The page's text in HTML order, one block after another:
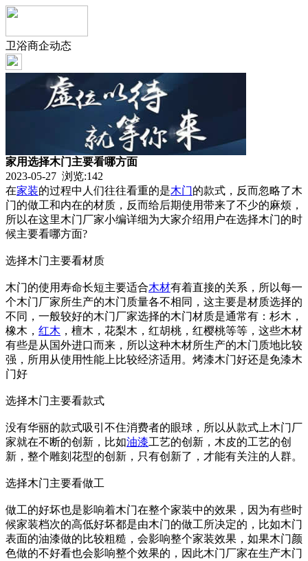
卫浴商企动态
家用选择木门主要看哪方面
2023-05-27 浏览:142
在家装的过程中人们往往看重的是木门的款式，反而忽略了木
门的做工和内在的材质，反而给后期使用带来了不少的麻烦，
所以在这里木门厂家小编详细为大家介绍用户在选择木门的时
候主要看哪方面?
选择木门主要看材质
木门的使用寿命长短主要适合木材有着直接的关系，所以每一
个木门厂家所生产的木门质量各不相同，这主要是材质选择的
不同，一般较好的木门厂家选择的木门材质是通常有：杉木，
橡木， 红木 ，檀木，花梨木，红胡桃，红樱桃等等，这些木材
有些是从国外进口而来，所以这种木材所生产的木门质地比较
强，所用从使用性能上比较经济适用。烤漆木门好还是免漆木
门好
选择木门主要看款式
没有华丽的款式吸引不住消费者的眼球，所以从款式上木门厂
家就在不断的创新，比如油漆工艺的创新，木皮的工艺的创
新，整个雕刻花型的创新，只有创新了，才能有关注的人群。
选择木门主要看做工
做工的好坏也是影响着木门在整个家装中的效果，因为有些时
候家装档次的高低好坏都是由木门的做工所决定的，比如木门
表面的油漆做的比较粗糙，会影响整个家装效果，如果木门颜
色做的不好看也会影响整个效果的，因此木门厂家在生产木门